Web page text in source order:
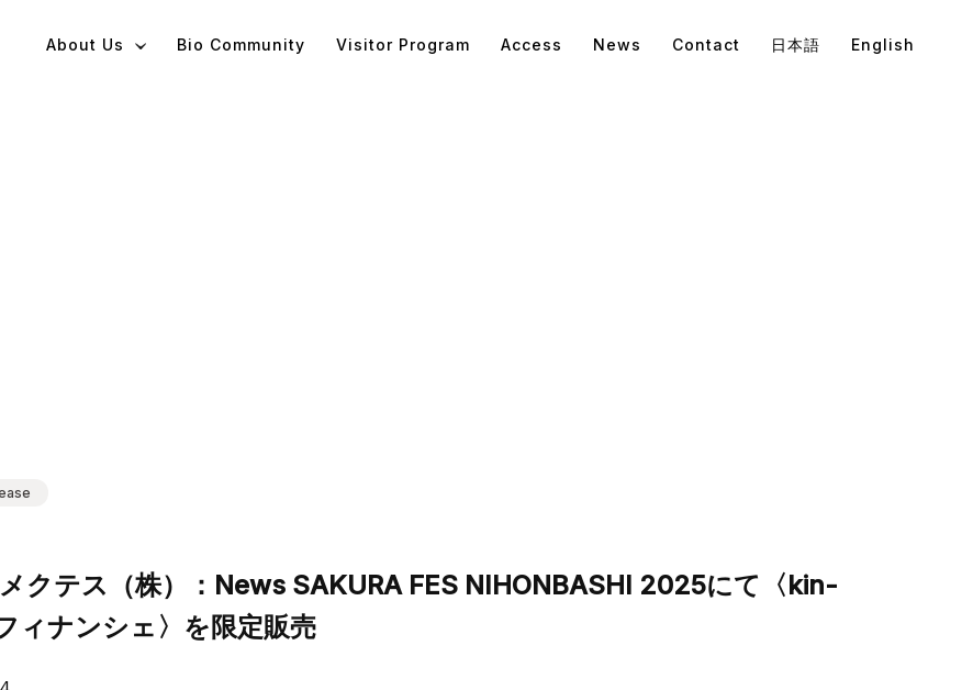
About Us Bio Community Visitor Program Access News Contact 日本語 English
クテス（株）：News SAKURA FES NIHONBASHI 2025にて〈kin-
ィナンシェ〉を限定販売